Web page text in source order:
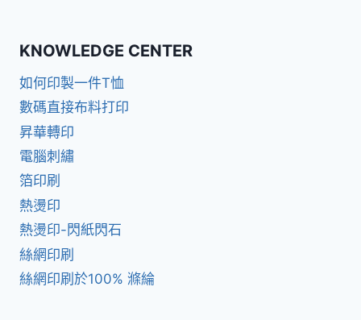
KNOWLEDGE CENTER
如何印製一件T恤
數碼直接布料打印
昇華轉印
電腦刺繡
箔印刷
熱燙印
熱燙印-閃紙閃石
絲網印刷
絲網印刷於100% 滌綸